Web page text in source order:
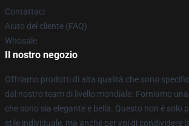
Contattaci
Aiuto del cliente (FAQ)
Whosale
Il nostro negozio
Offriamo prodotti di alta qualità che sono
dal nostro team di livello mondiale. Forniamo
che sono sia elegante e bella. Questo non è solo
stile individuale, ma anche per voi di condividere